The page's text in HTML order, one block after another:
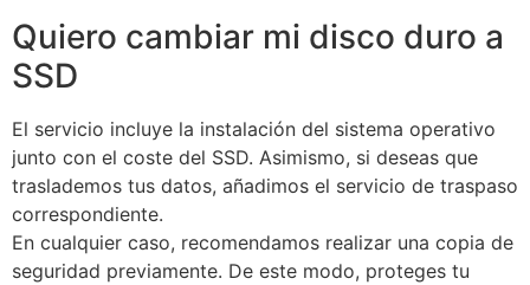
Quiero cambiar mi disco duro a
SSD
El servicio incluye la instalación del sistema operativo
junto con el coste del SSD. Asimismo, si deseas que
traslademos tus datos, añadimos el servicio de traspaso
correspondiente.
En cualquier caso, recomendamos realizar una copia de
seguridad previamente. De este modo, proteges tu